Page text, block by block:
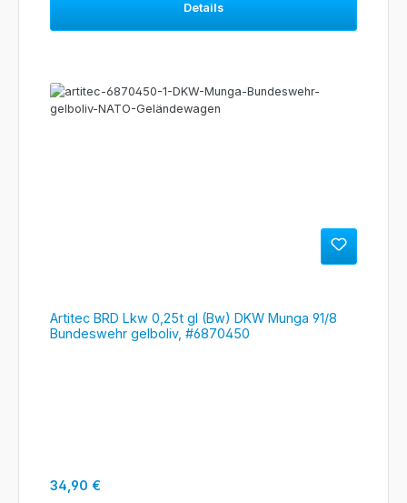
Details
Artitec BRD Lkw 0,25t gl (Bw) DKW Munga 91/8
Bundeswehr gelboliv, #6870450
Regulärer Preis:
34,90 €